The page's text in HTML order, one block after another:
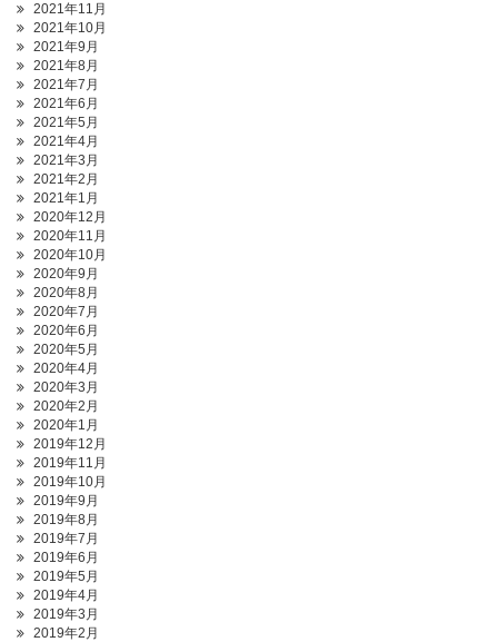
2021年11月
2021年10月
2021年9月
2021年8月
2021年7月
2021年6月
2021年5月
2021年4月
2021年3月
2021年2月
2021年1月
2020年12月
2020年11月
2020年10月
2020年9月
2020年8月
2020年7月
2020年6月
2020年5月
2020年4月
2020年3月
2020年2月
2020年1月
2019年12月
2019年11月
2019年10月
2019年9月
2019年8月
2019年7月
2019年6月
2019年5月
2019年4月
2019年3月
2019年2月